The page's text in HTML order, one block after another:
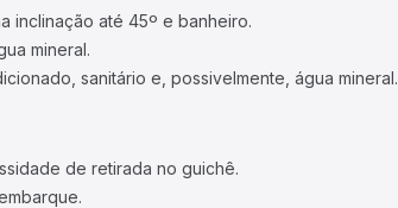
inclinação até 45º e banheiro.
mineral.
sanitário e, possivelmente, água mineral.
de retirada no guichê.